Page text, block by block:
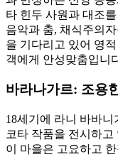
타 힌두 사원과 대조
음악과 춤, 채식주의
을 기다리고 있어 영
객에게 안성맞춤입니
바라나가르: 조용
18세기에 라니 바바
코타 작품을 전시하고
이 마을은 고요하고